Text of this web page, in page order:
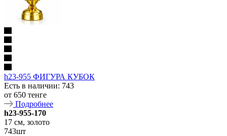
h23-955 ФИГУРА КУБОК
Есть в наличии: 743
от 650 тенге
Подробнее
h23-955-170
17 см, золото
743шт